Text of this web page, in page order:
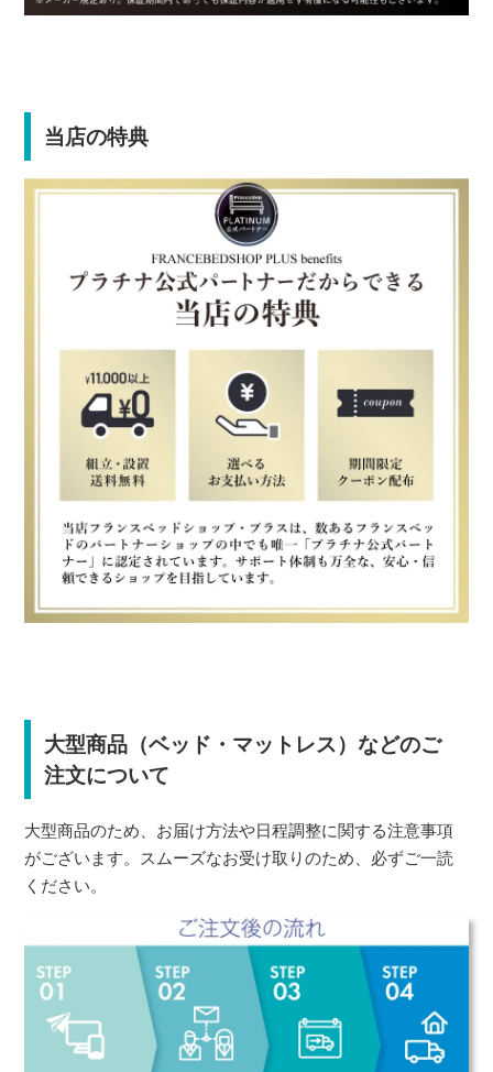
当店の特典
大型商品（ベッド・マットレス）などのご
注文について
大型商品のため、お届け方法や日程調整に関する注意事項
がございます。スムーズなお受け取りのため、必ずご一読
ください。